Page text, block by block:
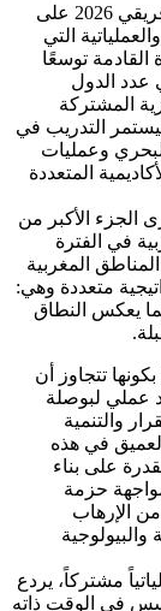
​ومن هنا، من المتوقع أن تركز مناورات الأسد الإفريقي 2026 على
التي
توسعًا
عدد الدول
المشتركة
التدريب في
البحري وعمليات
المتعددة
الجزء الأكبر من
المغربية في الفترة
مايو 2026. وستشمل المناطق المغربية
متعددة وهي:
يعكس النطاق
تتجاوز أن
عملي لبوصلة
والتنمية
العميق في هذه
على بناء
حزمة
من الإرهاب
والبيولوجية
مشتركاً، يردع
في الوقت ذاته